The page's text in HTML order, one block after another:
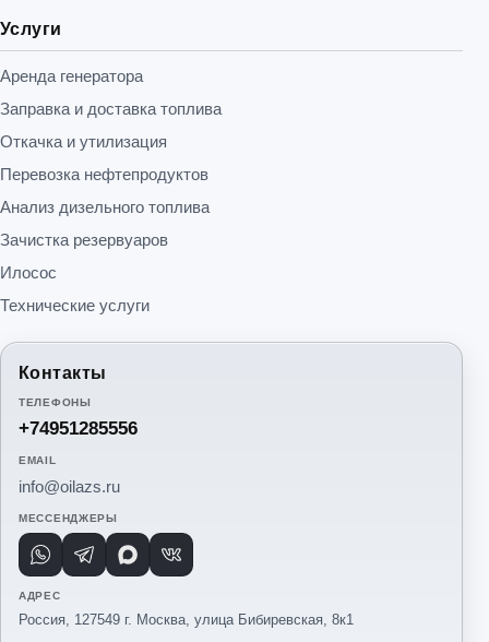
Услуги
Аренда генератора
Заправка и доставка топлива
Откачка и утилизация
Перевозка нефтепродуктов
Анализ дизельного топлива
Зачистка резервуаров
Илосос
Технические услуги
Контакты
ТЕЛЕФОНЫ
+74951285556
EMAIL
info@oilazs.ru
МЕССЕНДЖЕРЫ
WhatsAppTelegramMax VK
АДРЕС
Россия, 127549 г. Москва, улица Бибиревская, 8к1